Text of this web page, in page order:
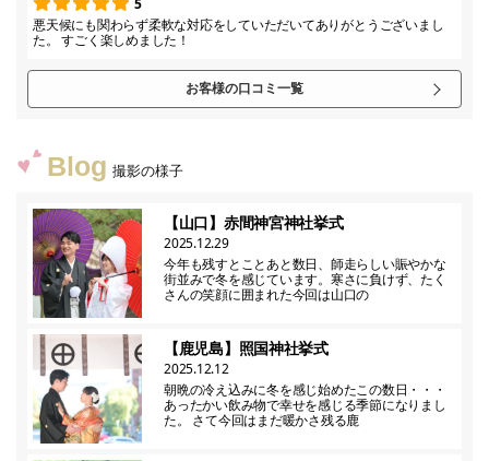
5
悪天候にも関わらず柔軟な対応をしていただいてありがとうございまし
た。 すごく楽しめました！
お客様の口コミ一覧
Blog 撮影の様子
【山口】赤間神宮神社挙式
2025.12.29
今年も残すとことあと数日、師走らしい賑やかな
街並みで冬を感じています。寒さに負けず、たく
さんの笑顔に囲まれた今回は山口の
【鹿児島】照国神社挙式
2025.12.12
朝晩の冷え込みに冬を感じ始めたこの数日・・・
あったかい飲み物で幸せを感じる季節になりまし
た。 さて今回はまだ暖かさ残る鹿